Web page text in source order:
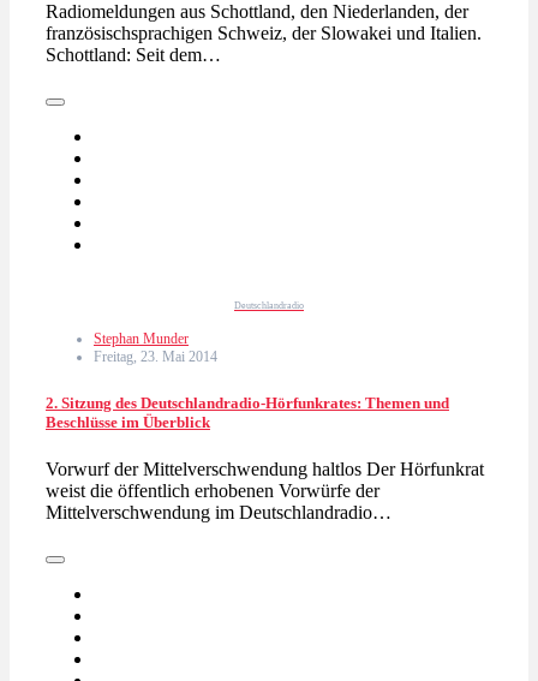
Radiomeldungen aus Schottland, den Niederlanden, der
französischsprachigen Schweiz, der Slowakei und Italien.
Schottland: Seit dem…
Deutschlandradio
Stephan Munder
Freitag, 23. Mai 2014
2. Sitzung des Deutschlandradio-Hörfunkrates: Themen und
Beschlüsse im Überblick
Vorwurf der Mittelverschwendung haltlos Der Hörfunkrat
weist die öffentlich erhobenen Vorwürfe der
Mittelverschwendung im Deutschlandradio…